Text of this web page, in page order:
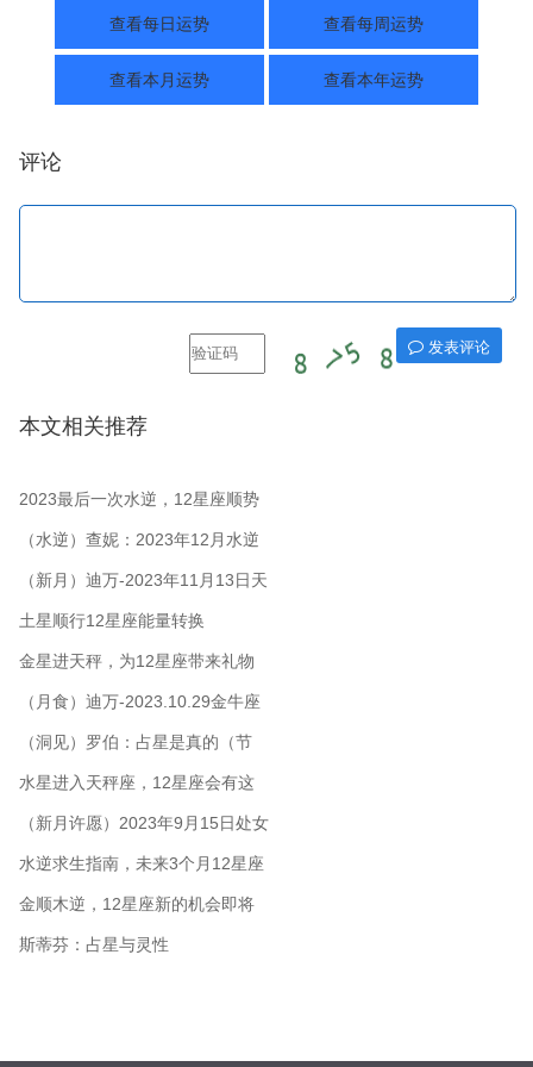
查看每日运势 查看每周运势
查看本月运势 查看本年运势
评论
发表评论
本文相关推荐
2023最后一次水逆，12星座顺势
而为
（水逆）查妮：2023年12月水逆
生存指南
（新月）迪万-2023年11月13日天
蝎座新月：面对阴影并找到光
土星顺行12星座能量转换
金星进天秤，为12星座带来礼物
（月食）迪万-2023.10.29金牛座
月食：选择爱、生命与和平
（洞见）罗伯：占星是真的（节
选）
水星进入天秤座，12星座会有这
些影响和机遇
（新月许愿）2023年9月15日处女
座新月许愿说明
水逆求生指南，未来3个月12星座
如何开运？
金顺木逆，12星座新的机会即将
来临！
斯蒂芬：占星与灵性